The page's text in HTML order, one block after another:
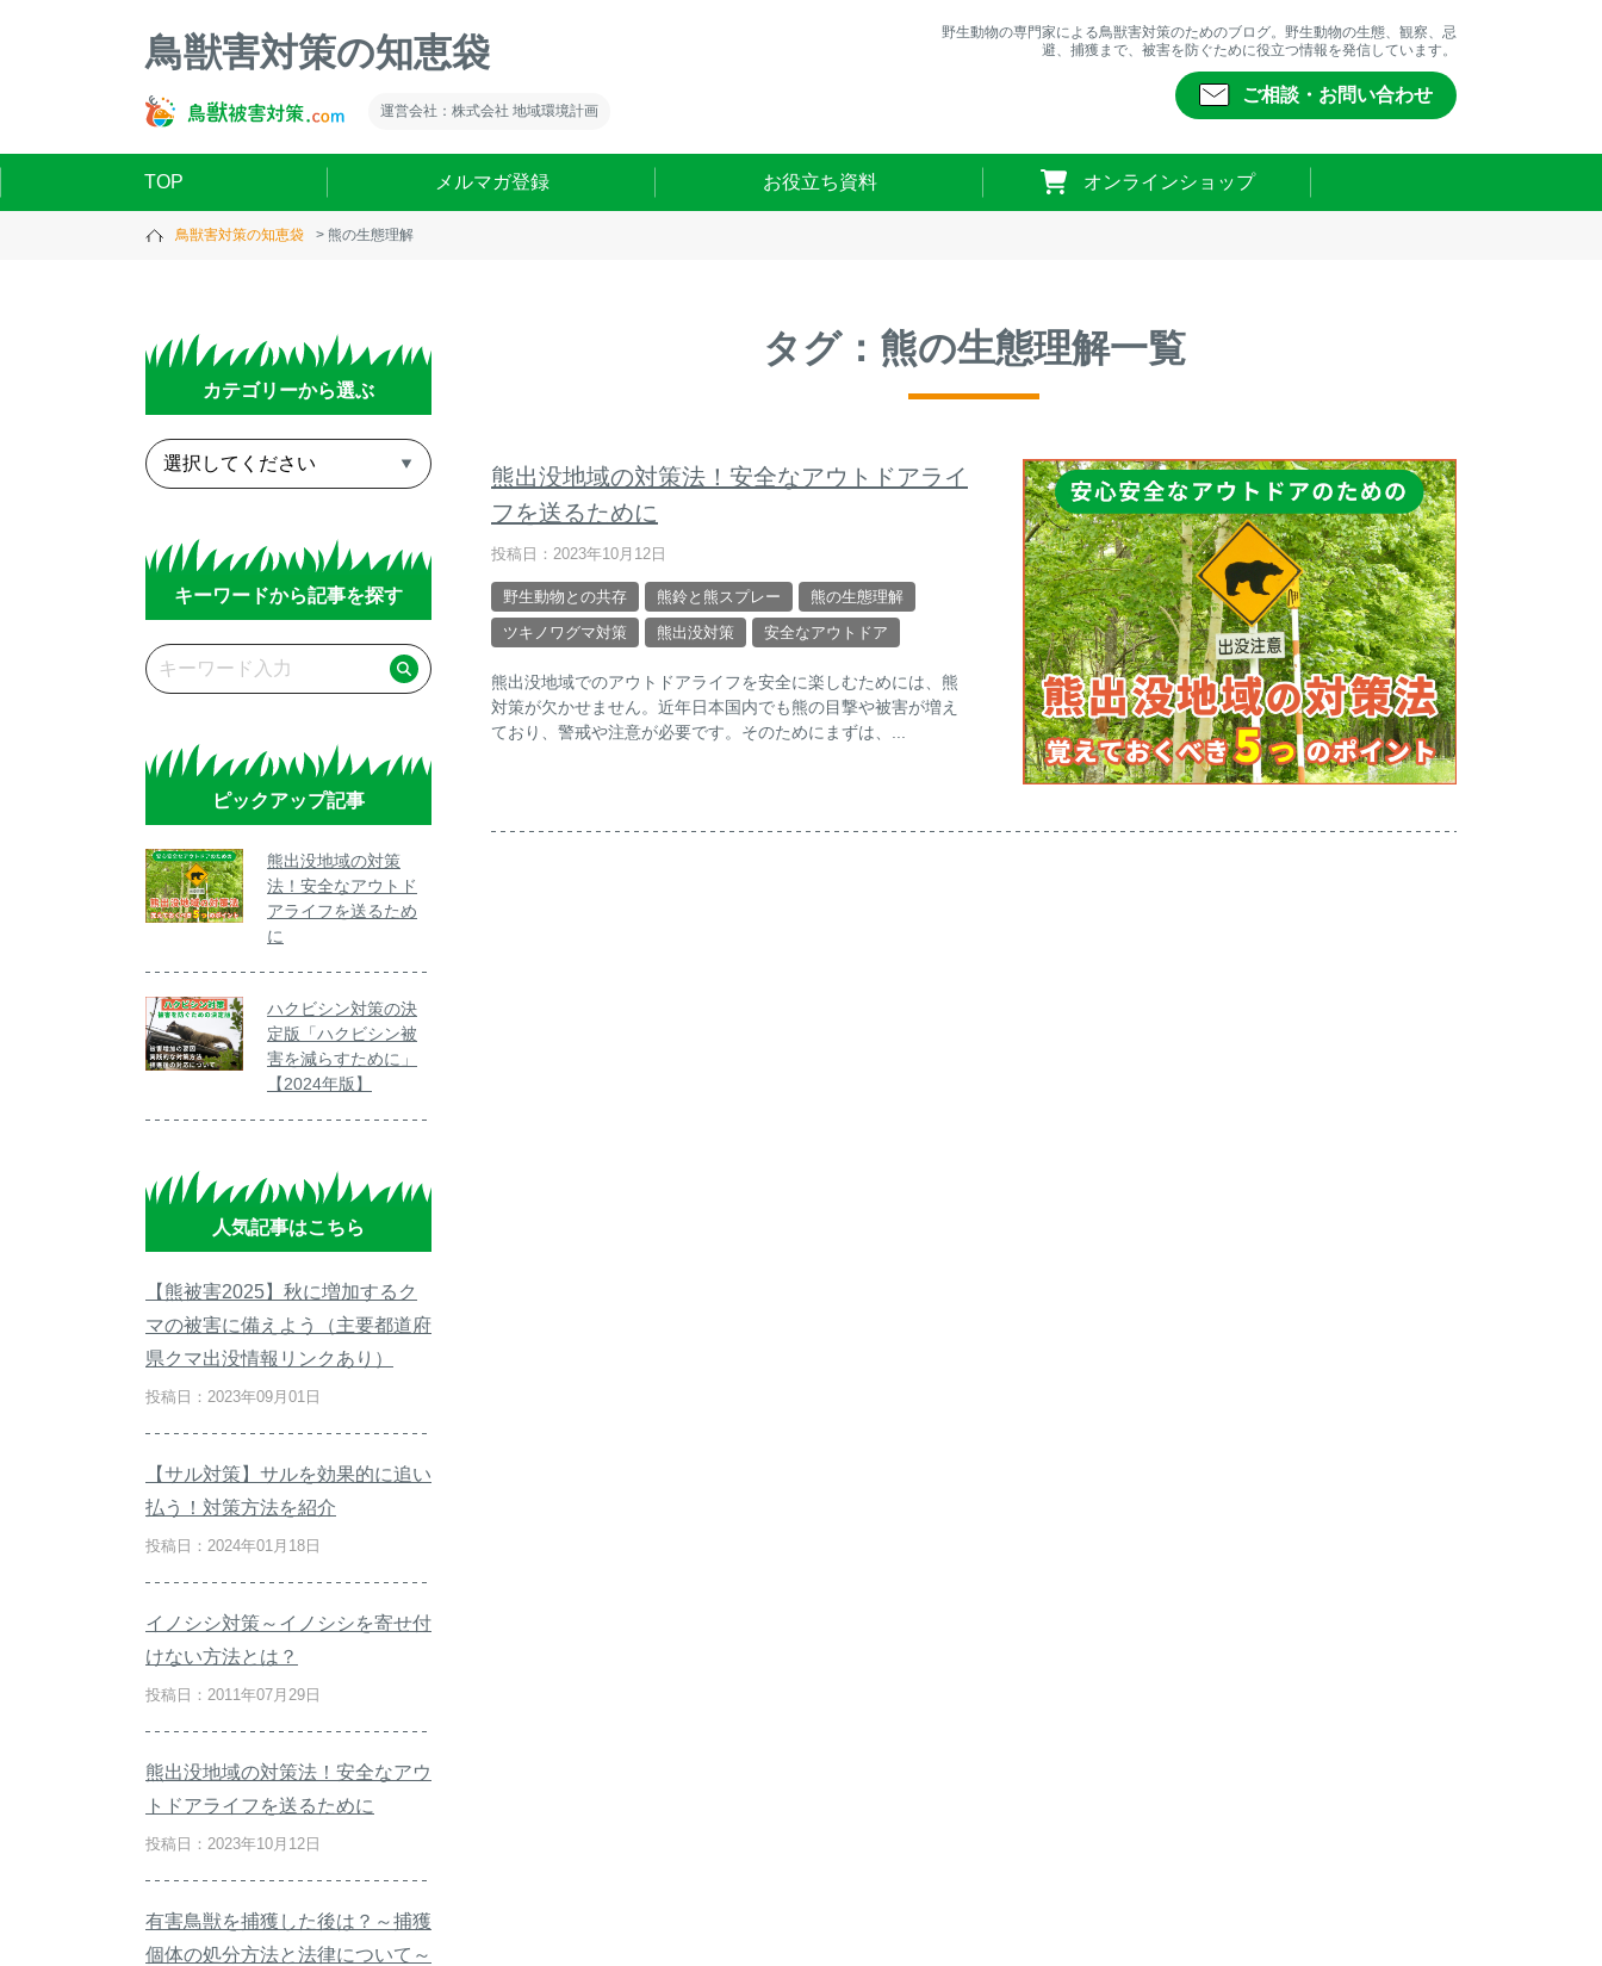
鳥獣害対策の知恵袋
運営会社：株式会社 地域環境計画
野生動物の専門家による鳥獣害対策のためのブログ。野生動物の生態、観察、忌
避、捕獲まで、被害を防ぐために役立つ情報を発信しています。
ご相談・お問い合わせ
TOP メルマガ登録 お役立ち資料 オンラインショップ
鳥獣害対策の知恵袋 熊の生態理解
カテゴリーから選ぶ
キーワードから記事を探す
ピックアップ記事
熊出没地域の対策
法！安全なアウトド
アライフを送るため
に
ハクビシン対策の決
定版「ハクビシン被
害を減らすために」
【2024年版】
人気記事はこちら
【熊被害2025】秋に増加するク
マの被害に備えよう（主要都道府
県クマ出没情報リンクあり）
投稿日：2023年09月01日
【サル対策】サルを効果的に追い
払う！対策方法を紹介
投稿日：2024年01月18日
イノシシ対策～イノシシを寄せ付
けない方法とは？
投稿日：2011年07月29日
熊出没地域の対策法！安全なアウ
トドアライフを送るために
投稿日：2023年10月12日
有害鳥獣を捕獲した後は？～捕獲
個体の処分方法と法律について～
タグ：熊の生態理解一覧
熊出没地域の対策法！安全なアウトドアライ
フを送るために
投稿日：2023年10月12日
野生動物との共存 熊鈴と熊スプレー
熊の生態理解
ツキノワグマ対策
熊出没対策 安全なアウトドア
熊出没地域でのアウトドアライフを安全に楽しむためには、熊
対策が欠かせません。近年日本国内でも熊の目撃や被害が増え
ており、警戒や注意が必要です。そのためにまずは、...